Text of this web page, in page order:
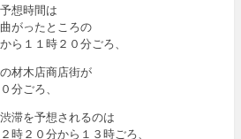
想時間は
がったところの
ら１１時２０分ごろ、
材木店商店街が
分ごろ、
滞を予想されるのは
時２０分から１３時ごろ、